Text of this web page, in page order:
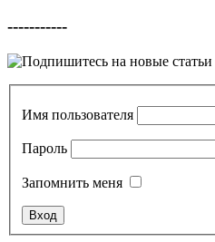
-----------
Имя пользователя
Пароль
Запомнить меня